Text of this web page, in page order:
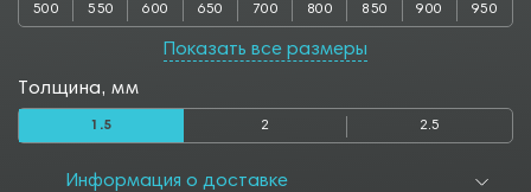
500 550 600 650 700 800 850 900 950
1000
Показать все размеры
Толщина, мм
1.5 2 2.5
Информация о доставке